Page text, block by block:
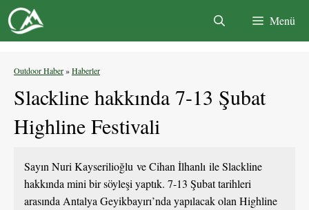
İçeriğe
atla
Menü
Outdoor Haber»Haberler
Slackline hakkında 7-13 Şubat
Highline Festivali
Sayın Nuri Kayserilioğlu ve Cihan İlhanlı ile Slackline
hakkında mini bir söyleşi yaptık. 7-13 Şubat tarihleri
arasında Antalya Geyikbayırı’nda yapılacak olan Highline